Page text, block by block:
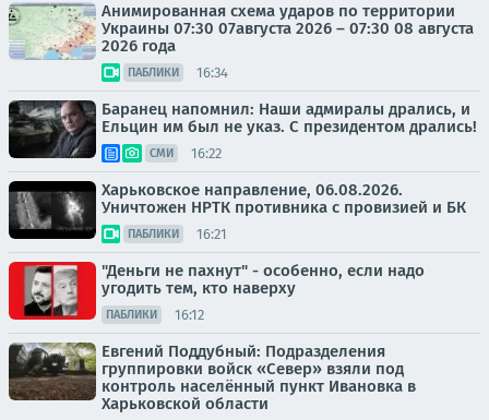
Анимированная схема ударов по территории
Украины 07:30 07августа 2026 – 07:30 08 августа
2026 года
ПАБЛИКИ 16:34
Баранец напомнил: Наши адмиралы дрались, и
Ельцин им был не указ. С президентом дрались!
СМИ 16:22
Харьковское направление, 06.08.2026.
Уничтожен НРТК противника с провизией и БК
ПАБЛИКИ 16:21
"Деньги не пахнут" - особенно, если надо
угодить тем, кто наверху
ПАБЛИКИ 16:12
Евгений Поддубный: Подразделения
группировки войск «Север» взяли под
контроль населённый пункт Ивановка в
Харьковской области